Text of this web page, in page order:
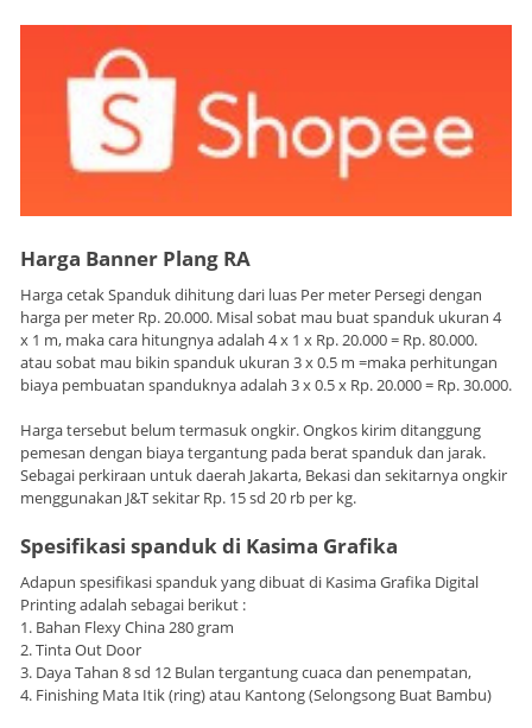
Harga Banner Plang RA
Harga cetak Spanduk dihitung dari luas Per meter Persegi dengan
harga per meter Rp. 20.000. Misal sobat mau buat spanduk ukuran 4
x 1 m, maka cara hitungnya adalah 4 x 1 x Rp. 20.000 = Rp. 80.000.
atau sobat mau bikin spanduk ukuran 3 x 0.5 m =maka perhitungan
biaya pembuatan spanduknya adalah 3 x 0.5 x Rp. 20.000 = Rp. 30.000.
Harga tersebut belum termasuk ongkir. Ongkos kirim ditanggung
pemesan dengan biaya tergantung pada berat spanduk dan jarak.
Sebagai perkiraan untuk daerah Jakarta, Bekasi dan sekitarnya ongkir
menggunakan J&T sekitar Rp. 15 sd 20 rb per kg.
Spesifikasi spanduk di Kasima Grafika
Adapun spesifikasi spanduk yang dibuat di Kasima Grafika Digital
Printing adalah sebagai berikut :
1. Bahan Flexy China 280 gram
2. Tinta Out Door
3. Daya Tahan 8 sd 12 Bulan tergantung cuaca dan penempatan,
4. Finishing Mata Itik (ring) atau Kantong (Selongsong Buat Bambu)